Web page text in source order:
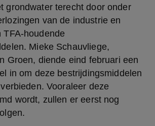
grondwater terecht door onder
van de industrie en
TFA-houdende
Mieke Schauvliege,
Groen, diende eind februari een
in om deze bestrijdingsmiddelen
Vooraleer deze
wordt, zullen er eerst nog